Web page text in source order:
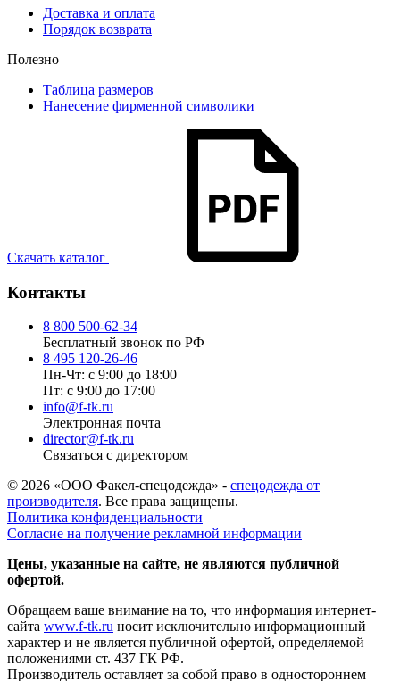
Доставка и оплата
Порядок возврата
Полезно
Таблица размеров
Нанесение фирменной символики
Скачать каталог
Контакты
8 800 500-62-34
Бесплатный звонок по РФ
8 495 120-26-46
Пн-Чт: с 9:00 до 18:00
Пт: с 9:00 до 17:00
info@f-tk.ru
Электронная почта
director@f-tk.ru
Связаться с директором
© 2026 «ООО Факел-спецодежда» - спецодежда от
производителя. Все права защищены.
Политика конфиденциальности
Согласие на получение рекламной информации
Цены, указанные на сайте, не являются публичной
офертой.
Обращаем ваше внимание на то, что информация интернет-
сайта www.f-tk.ru носит исключительно информационный
характер и не является публичной офертой, определяемой
положениями ст. 437 ГК РФ.
Производитель оставляет за собой право в одностороннем